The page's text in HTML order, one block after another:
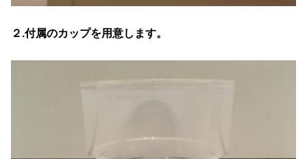
２.付属のカップを用意します。